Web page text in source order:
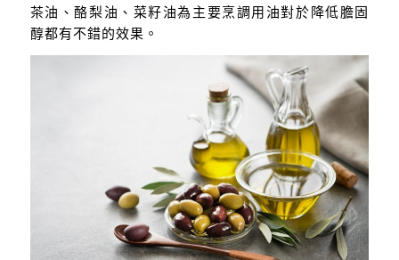
茶油、酪梨油、菜籽油為主要烹調用油對於降低膽固
醇都有不錯的效果。